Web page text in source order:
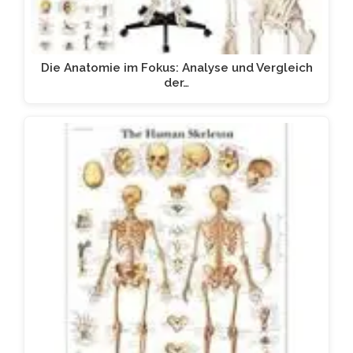
Die Anatomie im Fokus: Analyse und Vergleich
der…